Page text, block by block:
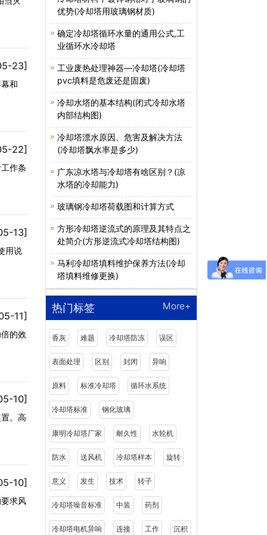
23]
和
22]
作条
13]
用说
11]
的效
10]
。高
10]
求风
优势(冷却塔用玻璃钢材质)
确定冷却塔循环水量的通用公式,工
业循环水冷却塔
工业废热处理神器—冷却塔(冷却塔
pvc填料是危废还是固废)
冷却水塔的基本结构(闭式冷却水塔
内部结构图)
冷却塔漂水原因、危害及解决方法
(冷却塔飘水率是多少)
广东凉水塔与冷却塔有啥区别？(凉
水塔的冷却能力)
玻璃钢冷却塔荷载图和计算方式
方形冷却塔逆流式的原理及其特点之
处简介(方形逆流式冷却塔结构图)
马利冷却塔填料维护保养方法(冷却
塔填料维修更换)
热门标签 More+
香灰 难题 冷却塔防冻 误区
表面处理 区别 封闭 异响
原料 标准冷却塔 循环水系统
冷却塔标准 钢化玻璃
康明冷却塔厂家 耐久性 水轮机
防水 送风机 冷却塔样本 旋转
意义 发生 技术 转子
冷却塔噪音标准 中装 药剂
冷却塔电机异响 连接 工作 沉积